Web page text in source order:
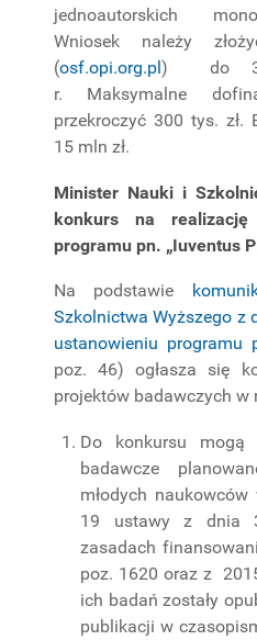
jednoautorskich
Wniosek należy
(osf.opi.org.pl) do 30
r. Maksymalne
przekroczyć 300 tys. zł.
15 mln zł.
Minister Nauki i
konkurs na
programu pn. „Iuventus
Na podstawie
Szkolnictwa Wyższego z
ustanowieniu programu
poz. 46) ogłasza się
projektów badawczych w
Do konkursu mogą
badawcze
młodych
19 ustawy z dnia
zasadach
poz. 1620 oraz z
ich badań zostały
publikacji w